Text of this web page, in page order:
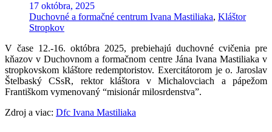
17 októbra, 2025
Duchovné a formačné centrum Ivana Mastiliaka, Kláštor
Stropkov
V čase 12.-16. októbra 2025, prebiehajú duchovné cvičenia pre
kňazov v Duchovnom a formačnom centre Jána Ivana Mastiliaka v
stropkovskom kláštore redemptoristov. Exercitátorom je o. Jaroslav
Štelbaský CSsR, rektor kláštora v Michalovciach a pápežom
Františkom vymenovaný “misionár milosrdenstva”.
Zdroj a viac: Dfc Ivana Mastiliaka